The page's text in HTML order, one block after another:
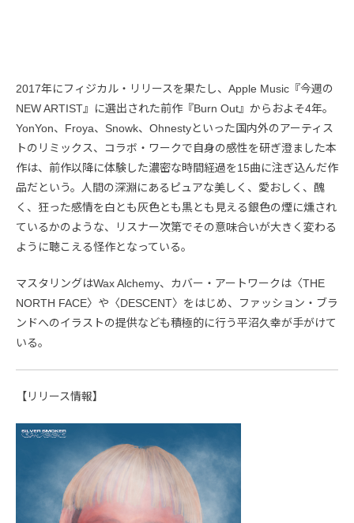
2017年にフィジカル・リリースを果たし、Apple Music『今週の
NEW ARTIST』に選出された前作『Burn Out』からおよそ4年。
YonYon、Froya、Snowk、Ohnestyといった国内外のアーティス
トのリミックス、コラボ・ワークで自身の感性を研ぎ澄ました本
作は、前作以降に体験した濃密な時間経過を15曲に注ぎ込んだ作
品だという。人間の深淵にあるピュアな美しく、愛おしく、醜
く、狂った感情を白とも灰色とも黒とも見える銀色の煙に燻され
ているかのような、リスナー次第でその意味合いが大きく変わる
ように聴こえる怪作となっている。
マスタリングはWax Alchemy、カバー・アートワークは〈THE
NORTH FACE〉や〈DESCENT〉をはじめ、ファッション・ブラ
ンドへのイラストの提供なども積極的に行う平沼久幸が手がけて
いる。
【リリース情報】